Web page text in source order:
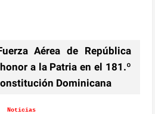
Aérea de República
a la Patria en el 181.º
Dominicana
Noticias